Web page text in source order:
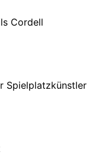
Cordell
Spielplatzkünstler